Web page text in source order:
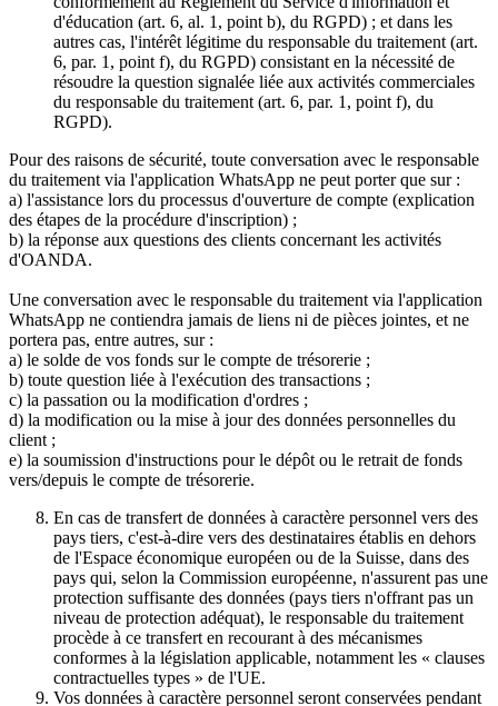
d'éducation (art. 6, al. 1, point b), du RGPD) ; et dans les
autres cas, l'intérêt légitime du responsable du traitement (art.
6, par. 1, point f), du RGPD) consistant en la nécessité de
résoudre la question signalée liée aux activités commerciales
du responsable du traitement (art. 6, par. 1, point f), du
RGPD).
Pour des raisons de sécurité, toute conversation avec le responsable
du traitement via l'application WhatsApp ne peut porter que sur :
a) l'assistance lors du processus d'ouverture de compte (explication
des étapes de la procédure d'inscription) ;
b) la réponse aux questions des clients concernant les activités
d'OANDA.
Une conversation avec le responsable du traitement via l'application
WhatsApp ne contiendra jamais de liens ni de pièces jointes, et ne
portera pas, entre autres, sur :
a) le solde de vos fonds sur le compte de trésorerie ;
b) toute question liée à l'exécution des transactions ;
c) la passation ou la modification d'ordres ;
d) la modification ou la mise à jour des données personnelles du
client ;
e) la soumission d'instructions pour le dépôt ou le retrait de fonds
vers/depuis le compte de trésorerie.
En cas de transfert de données à caractère personnel vers des
pays tiers, c'est-à-dire vers des destinataires établis en dehors
de l'Espace économique européen ou de la Suisse, dans des
pays qui, selon la Commission européenne, n'assurent pas une
protection suffisante des données (pays tiers n'offrant pas un
niveau de protection adéquat), le responsable du traitement
procède à ce transfert en recourant à des mécanismes
conformes à la législation applicable, notamment les « clauses
contractuelles types » de l'UE.
Vos données à caractère personnel seront conservées pendant